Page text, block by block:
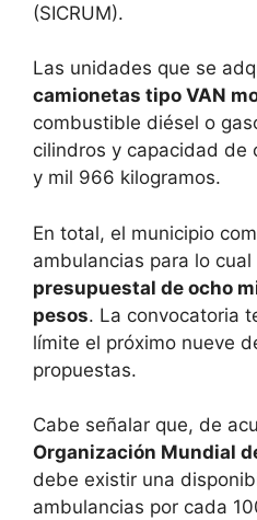
(SICRUM).
Las unidades que se
camionetas tipo VAN
combustible diésel o
cilindros y capacidad de
y mil 966 kilogramos.
En total, el municipio
ambulancias para lo
presupuestal de ocho
pesos. La convocatoria
límite el próximo nueve
propuestas.
Cabe señalar que, de
Organización Mundial
debe existir una
ambulancias por cada